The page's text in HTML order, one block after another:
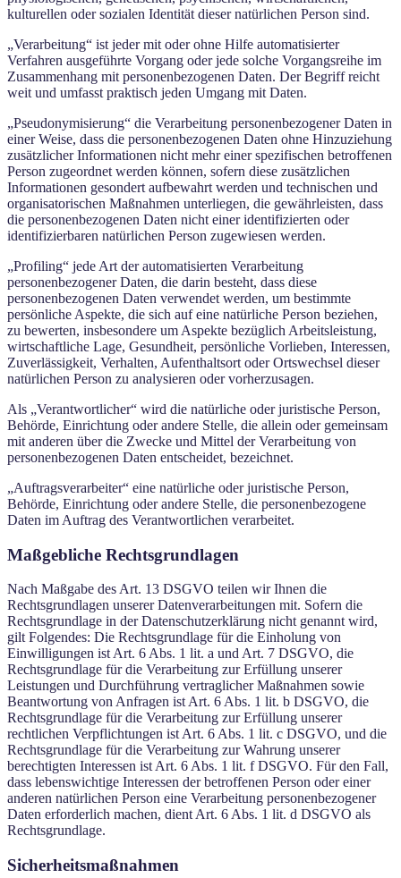
kulturellen oder sozialen Identität dieser natürlichen Person sind.
„Verarbeitung“ ist jeder mit oder ohne Hilfe automatisierter
Verfahren ausgeführte Vorgang oder jede solche Vorgangsreihe im
Zusammenhang mit personenbezogenen Daten. Der Begriff reicht
weit und umfasst praktisch jeden Umgang mit Daten.
„Pseudonymisierung“ die Verarbeitung personenbezogener Daten in
einer Weise, dass die personenbezogenen Daten ohne Hinzuziehung
zusätzlicher Informationen nicht mehr einer spezifischen betroffenen
Person zugeordnet werden können, sofern diese zusätzlichen
Informationen gesondert aufbewahrt werden und technischen und
organisatorischen Maßnahmen unterliegen, die gewährleisten, dass
die personenbezogenen Daten nicht einer identifizierten oder
identifizierbaren natürlichen Person zugewiesen werden.
„Profiling“ jede Art der automatisierten Verarbeitung
personenbezogener Daten, die darin besteht, dass diese
personenbezogenen Daten verwendet werden, um bestimmte
persönliche Aspekte, die sich auf eine natürliche Person beziehen,
zu bewerten, insbesondere um Aspekte bezüglich Arbeitsleistung,
wirtschaftliche Lage, Gesundheit, persönliche Vorlieben, Interessen,
Zuverlässigkeit, Verhalten, Aufenthaltsort oder Ortswechsel dieser
natürlichen Person zu analysieren oder vorherzusagen.
Als „Verantwortlicher“ wird die natürliche oder juristische Person,
Behörde, Einrichtung oder andere Stelle, die allein oder gemeinsam
mit anderen über die Zwecke und Mittel der Verarbeitung von
personenbezogenen Daten entscheidet, bezeichnet.
„Auftragsverarbeiter“ eine natürliche oder juristische Person,
Behörde, Einrichtung oder andere Stelle, die personenbezogene
Daten im Auftrag des Verantwortlichen verarbeitet.
Maßgebliche Rechtsgrundlagen
Nach Maßgabe des Art. 13 DSGVO teilen wir Ihnen die
Rechtsgrundlagen unserer Datenverarbeitungen mit. Sofern die
Rechtsgrundlage in der Datenschutzerklärung nicht genannt wird,
gilt Folgendes: Die Rechtsgrundlage für die Einholung von
Einwilligungen ist Art. 6 Abs. 1 lit. a und Art. 7 DSGVO, die
Rechtsgrundlage für die Verarbeitung zur Erfüllung unserer
Leistungen und Durchführung vertraglicher Maßnahmen sowie
Beantwortung von Anfragen ist Art. 6 Abs. 1 lit. b DSGVO, die
Rechtsgrundlage für die Verarbeitung zur Erfüllung unserer
rechtlichen Verpflichtungen ist Art. 6 Abs. 1 lit. c DSGVO, und die
Rechtsgrundlage für die Verarbeitung zur Wahrung unserer
berechtigten Interessen ist Art. 6 Abs. 1 lit. f DSGVO. Für den Fall,
dass lebenswichtige Interessen der betroffenen Person oder einer
anderen natürlichen Person eine Verarbeitung personenbezogener
Daten erforderlich machen, dient Art. 6 Abs. 1 lit. d DSGVO als
Rechtsgrundlage.
Sicherheitsmaßnahmen